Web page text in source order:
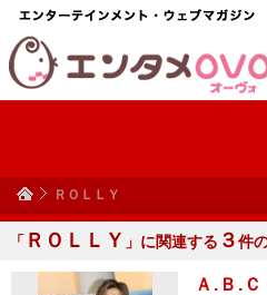
ＲＯＬＬＹ
「 ＲＯＬＬＹ 」に関連する ３件
Ａ.Ｂ.